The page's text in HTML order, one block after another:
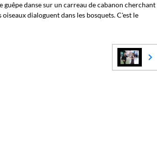
danse sur un carreau de cabanon cherchant
dialoguent dans les bosquets. C'est le